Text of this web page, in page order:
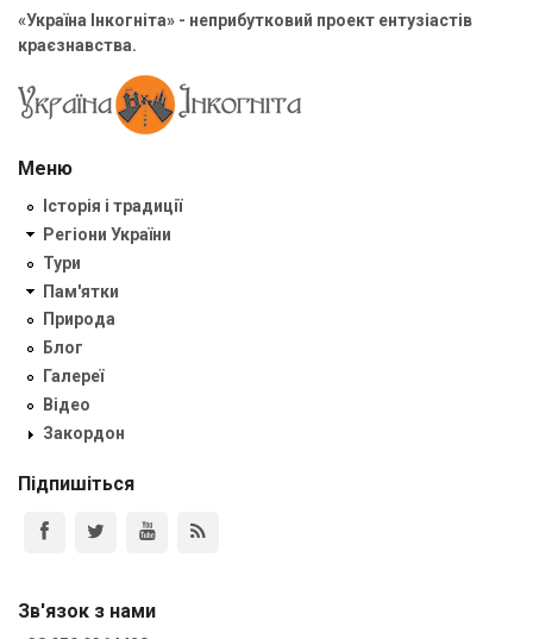
«Україна Інкогніта» - неприбутковий проект ентузіастів
краєзнавства.
Меню
Історія і традиції
Регіони України
Тури
Пам'ятки
Природа
Блог
Галереї
Відео
Закордон
Підпишіться
Зв'язок з нами